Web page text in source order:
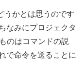
うかとは思うのです
なみにプロジェクタ
のはコマンドの説
で命令を送ることに